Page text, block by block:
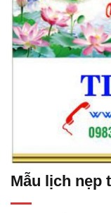
Mẫu lịch nẹp